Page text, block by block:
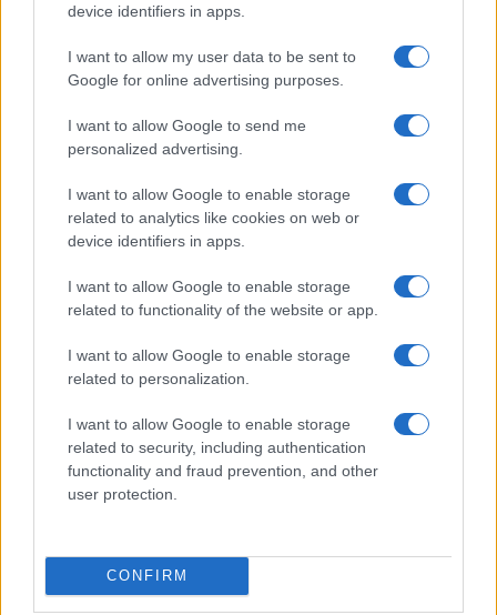
device identifiers in apps.
I want to allow my user data to be sent to
Google for online advertising purposes.
I want to allow Google to send me
personalized advertising.
I want to allow Google to enable storage
related to analytics like cookies on web or
device identifiers in apps.
I want to allow Google to enable storage
related to functionality of the website or app.
I want to allow Google to enable storage
related to personalization.
I want to allow Google to enable storage
related to security, including authentication
functionality and fraud prevention, and other
user protection.
CONFIRM
Νέο Audi A2 e-tron με στόχο την κορυφή της
Εθνική Νεανίδων: Με τη
Βουλγαρία για τις θέσεις 5-
stream)
WNBA Draft: Μετά τον
Καντέρ θέλει να δηλώσει
Γουάιτ!
Ελληνική Αναπτυξιακή Τράπεζα: Με «προίκα» 2 δισ. ευρώ